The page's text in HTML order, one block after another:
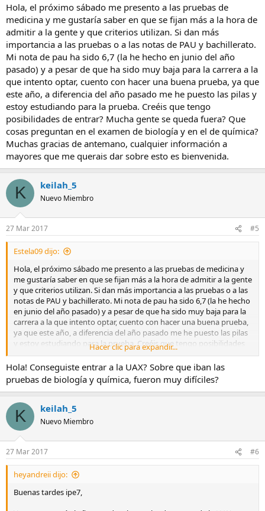
Hola, el próximo sábado me presento a las pruebas de
medicina y me gustaría saber en que se fijan más a la hora de
admitir a la gente y que criterios utilizan. Si dan más
importancia a las pruebas o a las notas de PAU y bachillerato.
Mi nota de pau ha sido 6,7 (la he hecho en junio del año
pasado) y a pesar de que ha sido muy baja para la carrera a la
que intento optar, cuento con hacer una buena prueba, ya que
este año, a diferencia del año pasado me he puesto las pilas y
estoy estudiando para la prueba. Creéis que tengo
posibilidades de entrar? Mucha gente se queda fuera? Que
cosas preguntan en el examen de biología y en el de química?
Muchas gracias de antemano, cualquier información a
mayores que me querais dar sobre esto es bienvenida.
K keilah_5
Nuevo Miembro
27 Mar 2017 #5
Estela09 dijo:
Hola, el próximo sábado me presento a las pruebas de medicina y
me gustaría saber en que se fijan más a la hora de admitir a la gente
y que criterios utilizan. Si dan más importancia a las pruebas o a las
notas de PAU y bachillerato. Mi nota de pau ha sido 6,7 (la he hecho
en junio del año pasado) y a pesar de que ha sido muy baja para la
carrera a la que intento optar, cuento con hacer una buena prueba,
ya que este año, a diferencia del año pasado me he puesto las pilas
y estoy estudiando para la prueba. Creéis que tengo posibilidades
de entrar? Mucha gente se queda fuera? Que cosas preguntan en el
examen de biología y en el de química?
Muchas gracias de antemano, cualquier información a mayores que
me querais dar sobre esto es bienvenida.
Hacer clic para expandir...
Hola! Conseguiste entrar a la UAX? Sobre que iban las
pruebas de biología y química, fueron muy difíciles?
K keilah_5
Nuevo Miembro
27 Mar 2017 #6
heyandreii dijo:
Buenas tardes ipe7,